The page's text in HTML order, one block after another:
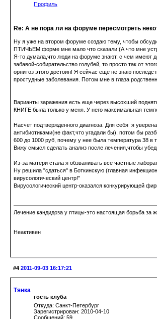
Профиль
Re: А не пора ли на форуме пересмотреть
Ну я уже на втором форуме создаю тему, чтобы
ПТИЧЬЕМ форме мне мало что сказали.(А что мне
Я-то думала,что люди на форуме знают, с чем имеют
забавой-собирательство голубей, то просто так от
орнитоз этого достоин! Я сейчас еще не знаю
простудные заболевания. Потом мне в глаза
Варианты заражения есть еще через высохший
КНИГЕ была только у меня. У него максимальная
Насчет подтвержденного диагноза. Для себя я
антибиотиками(не факт,что угадали бы), потом бы
600 до 1000 руб, почему у нее была температура 38 в
Вижу смысл сделать анализ после лечения,чтобы
Из-за матери стала я обзванивать все частные
Ну решила "сдаться" в Боткинскую (главная
вирусологический центр!"
Вирусологический центр-оказался конкурирующей
Лечение кандидоза у птицы-это настоящая борьба за
Неактивен
#4 2011-09-03 16:17:21
Тянка
гость клуба
Откуда: Санкт-Петербург
Зарегистрирован: 2010-04-10
Сообщений: 59